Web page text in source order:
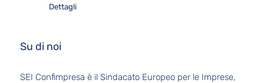
Dettagli
Su di noi
SEI Confimpresa è il Sindacato Europeo per le Imprese,